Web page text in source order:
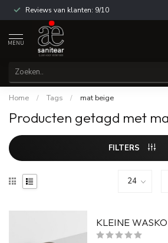
Reviews van klanten: 9/10
MENU
Home / Tags / mat beige
Producten getagd met
FILTERS
KLEINE